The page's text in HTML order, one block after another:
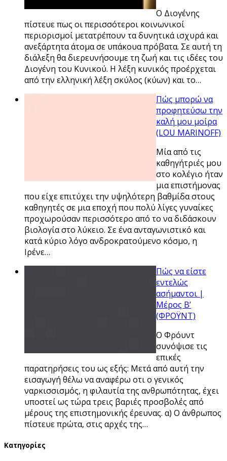
Ο Διογένης
πίστευε πως οι περισσότεροι κοινωνικοί
περιορισμοί μετατρέπουν τα δυνητικά ισχυρά και
ανεξάρτητα άτομα σε υπάκουα πρόβατα. Σε αυτή τη
διάλεξη θα διερευνήσουμε τη ζωή και τις ιδέες του
Διογένη του Κυνικού. Η λέξη κυνικός προέρχεται
από την ελληνική λέξη σκύλος (κύων) και το…
Πώς μπορώ να
προφητεύσω την
καλή μου μοίρα
(LOU MARINOFF)
Μία από τις
καθηγήτριές μου
στο κολέγιο ήταν
μια επιστήμονας
που είχε επιτύχει την υψηλότερη βαθμίδα στους
καθηγητές σε μια εποχή που πολύ λίγες γυναίκες
προχωρούσαν περισσότερο από το να διδάσκουν
βιολογία στο λύκειο. Σε ένα ανταγωνιστικό και
κατά κύριο λόγο ανδροκρατούμενο κόσμο, η
Ιρένε…
Πώς να είστε
εντελώς
ασήμαντοι |
Μέρος Β’
(ΦΡΟΫΝΤ)
Ο Φρόυντ
συνόψισε τις
επικές
παρατηρήσεις του ως εξής: Μετά από αυτή την
εισαγωγή θέλω να αναφέρω οτι ο γενικός
ναρκισσισμός, η φιλαυτία της ανθρωπότητας, έχει
υποστεί ως τώρα τρεις βαριές προσβολές από
μέρους της επιστημονικής έρευνας. α) Ο άνθρωπος
πίστευε πρώτα, στις αρχές της…
Kατηγορίες